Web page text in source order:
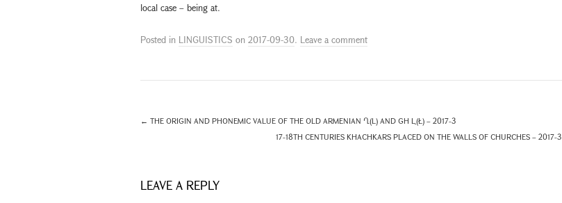
local case – being at.
Posted in LINGUISTICS on 2017-09-30. Leave a comment
← THE ORIGIN AND PHONEMIC VALUE OF THE OLD ARMENIAN Ղ(L) AND GH Լ(Ł) – 2017-3
17-18TH CENTURIES KHACHKARS PLACED ON THE WALLS OF CHURCHES – 2017-3
LEAVE A REPLY